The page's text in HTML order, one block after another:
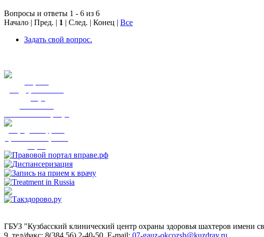
Вопросы и ответы 1 - 6 из 6
Начало | Пред. | 1 | След. | Конец | Все
Задать свой вопрос.
ГБУЗ "Кузбасский клинический центр охраны здоровья шахтеров имени
9, тел/факс: 8(384 56) 2-40-50, E-mail: 07-gauz-okcozsh@kuzdrav.ru